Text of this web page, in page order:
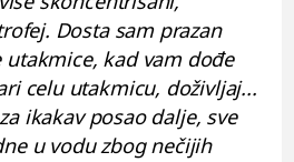
Dosta sam prazan
utakmice, kad vam dođe
celu utakmicu, doživljaj...
ikakav posao dalje, sve
u vodu zbog nečijih